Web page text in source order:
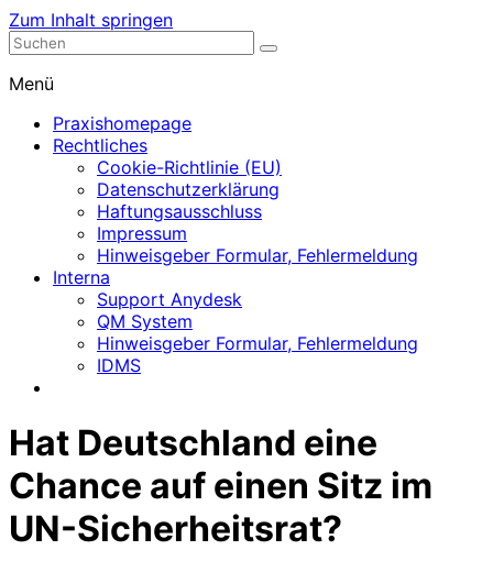
Zum Inhalt springen
Nephrologische Praxis mit Dialyse
Menü
Praxishomepage
Rechtliches
Cookie-Richtlinie (EU)
Datenschutzerklärung
Haftungsausschluss
Impressum
Hinweisgeber Formular, Fehlermeldung
Interna
Support Anydesk
QM System
Hinweisgeber Formular, Fehlermeldung
IDMS
Hat Deutschland eine
Chance auf einen Sitz im
UN-Sicherheitsrat?